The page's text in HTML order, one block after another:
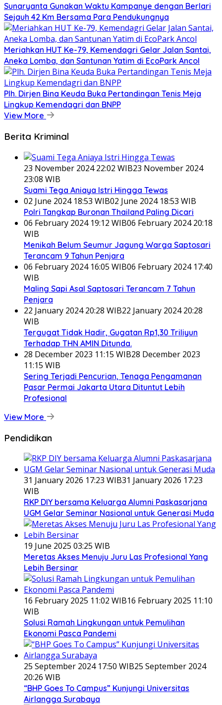
Sunaryanta Gunakan Waktu Kampanye dengan Berlari
Sejauh 42 Km Bersama Para Pendukungnya
Meriahkan HUT Ke-79, Kemendagri Gelar Jalan Santai,
Aneka Lomba, dan Santunan Yatim di EcoPark Ancol
Plh. Dirjen Bina Keuda Buka Pertandingan Tenis Meja
Lingkup Kemendagri dan BNPP
View More
Berita Kriminal
23 November 2024 22:02 WIB23 November 2024
23:08 WIB
Suami Tega Aniaya Istri Hingga Tewas
02 June 2024 18:53 WIB02 June 2024 18:53 WIB
Polri Tangkap Buronan Thailand Paling Dicari
06 February 2024 19:12 WIB06 February 2024 20:18
WIB
Menikah Belum Seumur Jagung Warga Saptosari
Terancam 9 Tahun Penjara
06 February 2024 16:05 WIB06 February 2024 17:40
WIB
Maling Sapi Asal Saptosari Terancam 7 Tahun
Penjara
22 January 2024 20:28 WIB22 January 2024 20:28
WIB
Tergugat Tidak Hadir, Gugatan Rp1,30 Triliyun
Terhadap THN AMIN Ditunda.
28 December 2023 11:15 WIB28 December 2023
11:15 WIB
Sering Terjadi Pencurian, Tenaga Pengamanan
Pasar Permai Jakarta Utara Dituntut Lebih
Profesional
View More
Pendidikan
31 January 2026 17:23 WIB31 January 2026 17:23
WIB
RKP DIY bersama Keluarga Alumni Paskasarjana
UGM Gelar Seminar Nasional untuk Generasi Muda
19 June 2025 03:25 WIB
Meretas Akses Menuju Juru Las Profesional Yang
Lebih Bersinar
16 February 2025 11:02 WIB16 February 2025 11:10
WIB
Solusi Ramah Lingkungan untuk Pemulihan
Ekonomi Pasca Pandemi
25 September 2024 17:50 WIB25 September 2024
20:26 WIB
“BHP Goes To Campus” Kunjungi Universitas
Airlangga Surabaya